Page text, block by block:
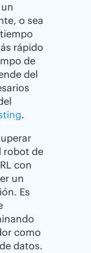
o sea
rápido
de
del
.
robot de
con
un
Es
como
datos.